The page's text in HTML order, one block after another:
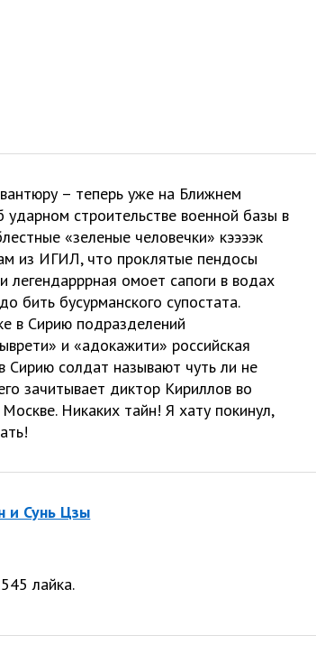
– теперь уже на Ближнем
строительстве военной базы в
«зеленые человечки» кээээк
из ИГИЛ, что проклятые пендосы
легендарррная омоет сапоги в водах
бить бусурманского супостата.
в Сирию подразделений
и «адокажити» российская
Сирию солдат называют чуть ли не
зачитывает диктор Кириллов во
Никаких тайн! Я хату покинул,
и Сунь Цзы
лайка.